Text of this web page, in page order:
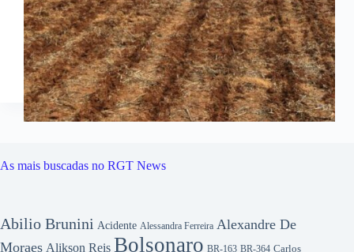
As mais buscadas no RGT News
Abilio Brunini Acidente Alessandra Ferreira Alexandre De
Moraes Alikson Reis Bolsonaro BR-163 BR-364 Carlos